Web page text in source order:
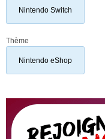
Nintendo Switch
Thème
Nintendo eShop